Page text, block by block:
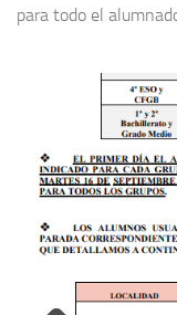
para todo el